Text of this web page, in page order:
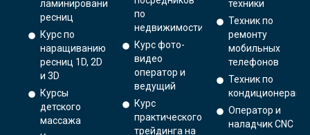
ламинированию
ресниц
Курс по
наращиванию
ресниц 1D, 2D
и 3D
Курсы
детского
массажа
по
недвижимости
Курс фото-
видео
оператор и
ведущий
Курс
практического
трейдинга на
техники
Техник по
ремонту
мобильных
телефонов
Техник по
кондиционерам
Оператор и
наладчик CNC